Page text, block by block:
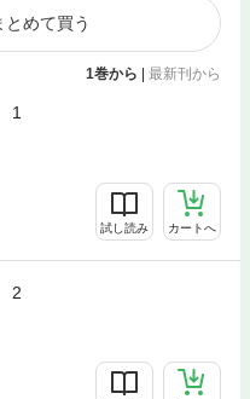
めて買う
1巻から 最新刊から
1
試し読み カートへ
2